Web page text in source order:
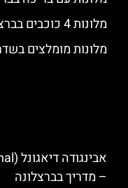
מלונות 4 כוכבים בברצלונה
מלונות מומלצים
– מדריך בברצלונה